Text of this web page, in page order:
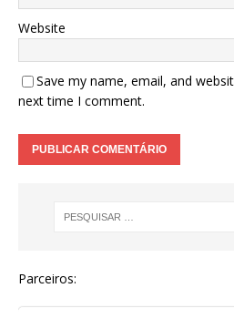
Website
Save my name, email, and
next time I comment.
Parceiros: